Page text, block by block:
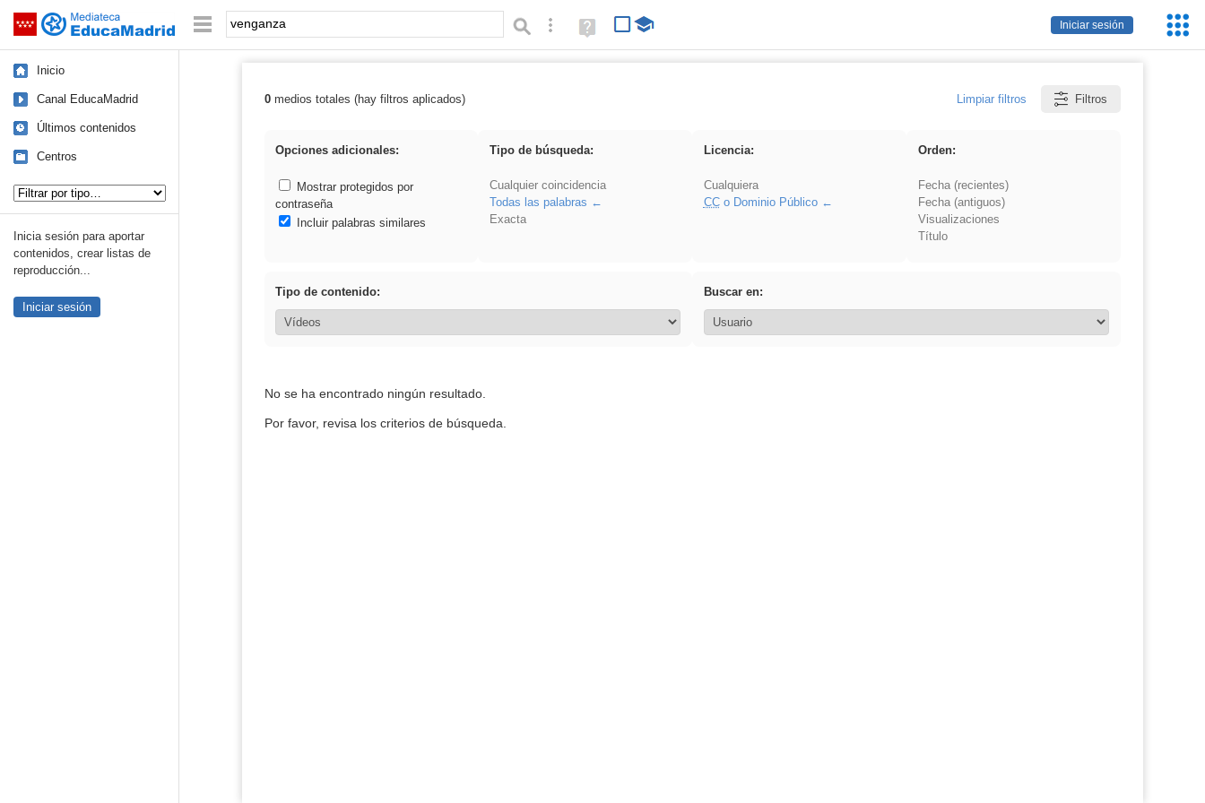
Saltar navegación
Iniciar sesión
Palabra o frase: Búsqueda avanzada
Ayuda
(en
Inicio
Canal EducaMadrid
Últimos contenidos
Centros
Inicia sesión para aportar
contenidos, crear listas de
reproducción...
Iniciar sesión
Resultados de: venganza
0medios totales (hay filtros aplicados) Limpiar filtros Filtros
Opciones adicionales:
Mostrar protegidos por
contraseña
Incluir palabras similares
Tipo de búsqueda:
Cualquier coincidencia
Todas las palabras
Exacta
Licencia:
Cualquiera
CCo Dominio Público
Orden:
Fecha (recientes)
Fecha (antiguos)
Visualizaciones
Título
Tipo de contenido: Buscar en:
No se ha encontrado ningún resultado.
Por favor, revisa los criterios de búsqueda.